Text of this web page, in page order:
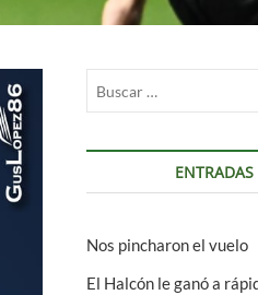
ENTRADAS
Nos pincharon el vuelo
El Halcón le ganó a